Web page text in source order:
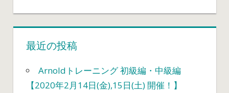
最近の投稿
Arnoldトレーニング 初級編・中級編
【2020年2月14日(金),15日(土) 開催！】